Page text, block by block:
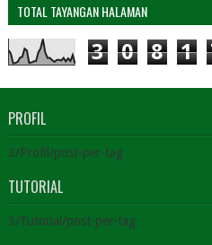
TOTAL TAYANGAN HALAMAN
3 0 8 1
PROFIL
3/Profil/post-per-tag
TUTORIAL
3/Tutorial/post-per-tag